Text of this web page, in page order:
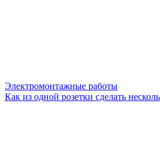
Электромонтажные работы
Как из одной розетки сделать